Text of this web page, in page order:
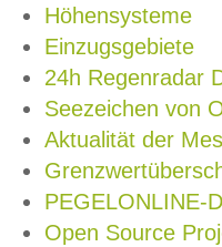
Höhensysteme
Einzugsgebiete
24h Regenradar
Seezeichen von
Aktualität der
PEGELONLINE-
Open Source